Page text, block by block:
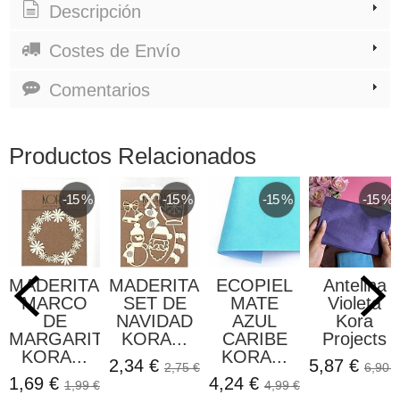
Descripción
Costes de Envío
Comentarios
Productos Relacionados
-15 %
MADERITAS
MARCO
DE
MARGARITAS
KORA...
1,69 € 1,99 €
-15 %
MADERITAS
SET DE
NAVIDAD
KORA...
2,34 € 2,75 €
-15 %
ECOPIEL
MATE
AZUL
CARIBE
KORA...
4,24 € 4,99 €
-15 %
Antelina
Violeta
Kora
Projects
5,87 € 6,90 €